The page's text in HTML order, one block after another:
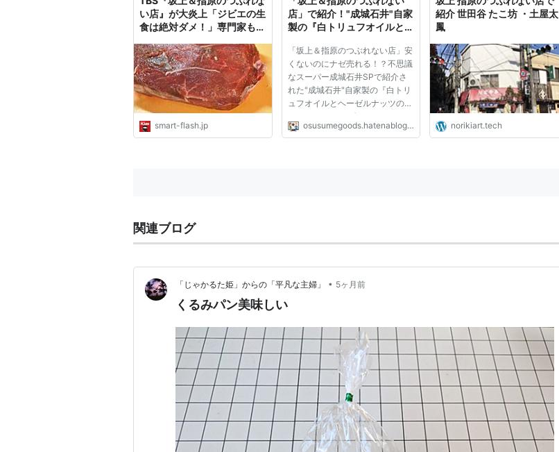
リ...
ワ...
い店』が大炎上「ジビエの生
食は絶対ダメ！」専門家も警
マフラ[光文社週刊誌]
smart-flash.jp
店」で紹介！"成城石井"自家
製の『白トリュフオイルとヘ
ラ』 - こういうものはどうで
すか
「坂上＆指原のつぶれない店」安
くないのにナゼ売れる！？不思議
なスーパー成城石井SPで紹介さ
れた"成城石井"自家製の『白トリ
ュフオイルとヘーゼルナッツのガ
トーショコラ』 "白トリュフオイ
ルとヘーゼルナッツのガトーショ
osusumegoods.hatenablog.jp
紹介 世田谷 たこ坊 ・土屋太
鳳
norikiart.tech
関連ブログ
「じゃかるた姫」からの「平凡な主婦」 • 5ヶ月前
くるみパン美味しい